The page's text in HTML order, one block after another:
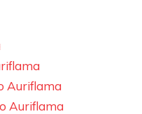
Auriflama
Auriflama